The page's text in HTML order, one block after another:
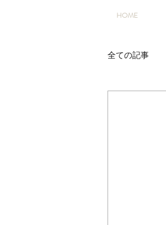
HOME
全ての記事